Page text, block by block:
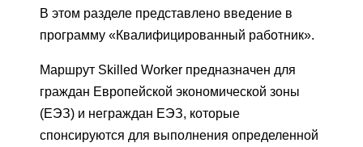
В этом разделе представлено введение в
программу «Квалифицированный работник».
Маршрут Skilled Worker предназначен для
граждан Европейской экономической зоны
(ЕЭЗ) и неграждан ЕЭЗ, которые
спонсируются для выполнения определенной